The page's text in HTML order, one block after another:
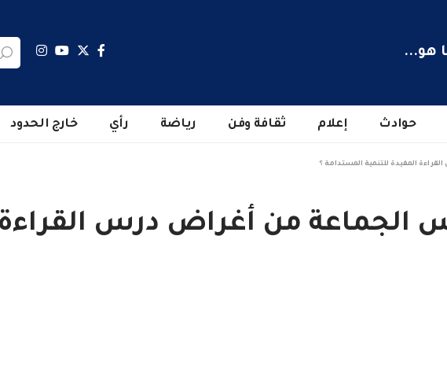
هو...
حوادث إعلام ثقافة وفن رياضة رأي خارج الحدود
المفيدة للتنمية المستدامة ؟
الجماعة من أغراض درس القراءة